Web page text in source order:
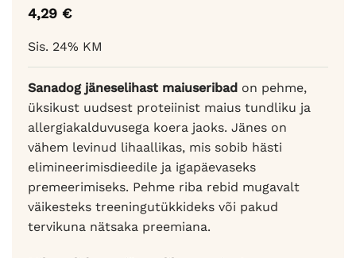
Hinnatud
/5
1
kliendi
põhjal
4,29 €
Sis. 24% KM
Sanadog jäneselihast maiuseribad on pehme,
üksikust uudsest proteiinist maius tundliku ja
allergiakalduvusega koera jaoks. Jänes on
vähem levinud lihaallikas, mis sobib hästi
elimineerimisdieedile ja igapäevaseks
premeerimiseks. Pehme riba rebid mugavalt
väikesteks treeningutükkideks või pakud
tervikuna nätsaka preemiana.